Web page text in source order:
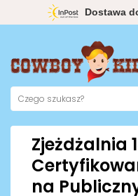
Dostawa
Zjeżdżalnia
na